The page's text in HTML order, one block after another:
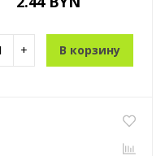
+ В корзину